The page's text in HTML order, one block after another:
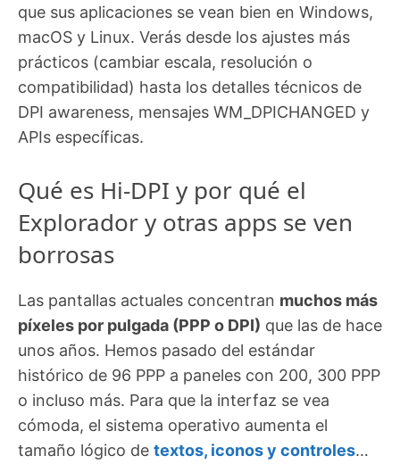
que sus aplicaciones se vean bien en Windows,
macOS y Linux. Verás desde los ajustes más
prácticos (cambiar escala, resolución o
compatibilidad) hasta los detalles técnicos de
DPI awareness, mensajes WM_DPICHANGED y
APIs específicas.
Qué es Hi‑DPI y por qué el
Explorador y otras apps se ven
borrosas
Las pantallas actuales concentran muchos más
píxeles por pulgada (PPP o DPI) que las de hace
unos años. Hemos pasado del estándar
histórico de 96 PPP a paneles con 200, 300 PPP
o incluso más. Para que la interfaz se vea
cómoda, el sistema operativo aumenta el
tamaño lógico de textos, iconos y controles…